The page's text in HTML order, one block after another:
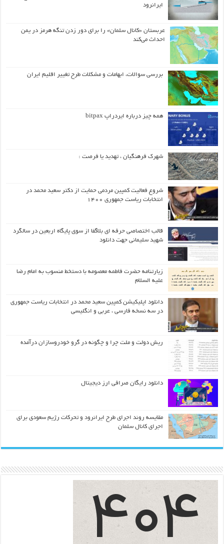
ایرانرود
عربستان «کانال سلمان» را برای دور زدن تنگه هرمز در یمن
احداث می‌کند
بررسی سوالات، ابهامات و مشکلات طرح تغییر اقلیم ایران
همه چیز درباره ایردراپ bitpax
شهرک فرهنگیان ، تهدید یا فرصت :
شروع فعالیت کمپین مردمی حمایت از دکتر سعید محمد در
انتخابات ریاست جمهوری ۱۴۰۰
قالب اختصاصی حرفه ای بلاگفا از سوی پایگاه اربعین در سالگرد
شهید سلیمانی جهت دانلود
زیارتنامه حضرت فاطمه معصومه با دستخط منسوب به امام رضا
علیه السلام
دانلود اپلیکیشن کمپین سعید محمد در انتخابات ریاست جمهوری
در سه نسخه فارسی ، عربی و انگلیسی
ریش دولت و ملت چرا و چگونه در گرو خودروسازان درآمده
دانلود رایگان صرافی ارز دیجیتال
مقایسه روند اجرای طرح ایرانرود و تحرکات رژیم سعودی برای
اجرای کانال سلمان